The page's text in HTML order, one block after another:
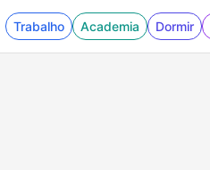
Trabalho Academia Dormir